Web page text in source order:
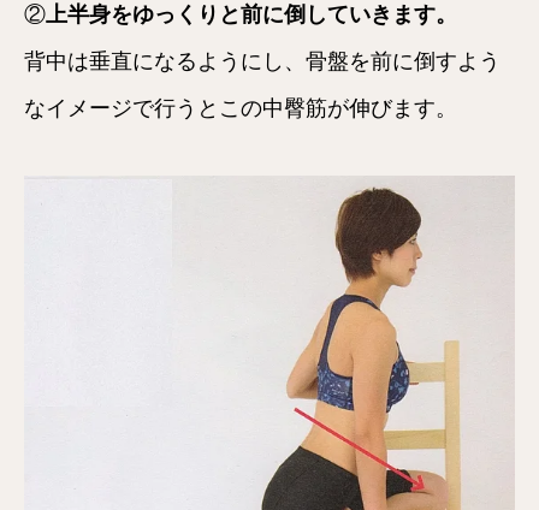
② 上半身をゆっくりと前に倒していきます。
背中は垂直になるようにし、骨盤を前に倒すよう
なイメージで行うとこの中臀筋が伸びます。